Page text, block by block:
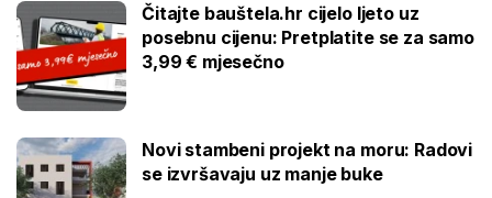
Čitajte bauštela.hr cijelo ljeto uz
posebnu cijenu: Pretplatite se za samo
3,99 € mjesečno
Novi stambeni projekt na moru: Radovi
se izvršavaju uz manje buke